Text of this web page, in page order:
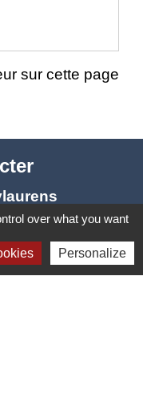
sur cette page
18
over what you want
Personalize